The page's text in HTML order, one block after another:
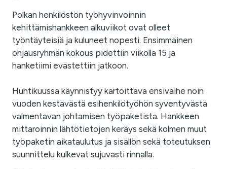
Polkan henkilöstön työhyvinvoinnin
kehittämishankkeen alkuviikot ovat olleet
työntäyteisiä ja kuluneet nopesti. Ensimmäinen
ohjausryhmän kokous pidettiin viikolla 15 ja
hanketiimi evästettiin jatkoon.
Huhtikuussa käynnistyy kartoittava ensivaihe noin
vuoden kestävästä esihenkilötyöhön syventyvästä
valmentavan johtamisen työpaketista. Hankkeen
mittaroinnin lähtötietojen keräys sekä kolmen muut
työpaketin aikataulutus ja sisällön sekä toteutuksen
suunnittelu kulkevat sujuvasti rinnalla.